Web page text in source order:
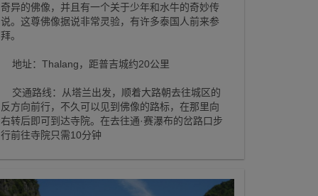
奇异的佛像，并且有一个关于少年和水牛的奇妙传
说。这尊佛像据说非常灵验，有许多泰国人前来参
拜。
地址：Thalang，距普吉城约20公里
交通路线：从塔兰出发，顺着大路朝去往城区的
反方向前行，不久可以见到佛像的路标，在那里向
右转后即可到达寺院。在去往通·赛瀑布的岔路口步
行前往寺院只需10分钟